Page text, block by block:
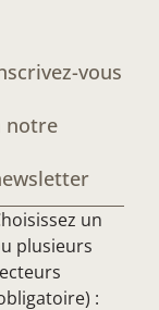
vous
notre
un
plusieurs
: